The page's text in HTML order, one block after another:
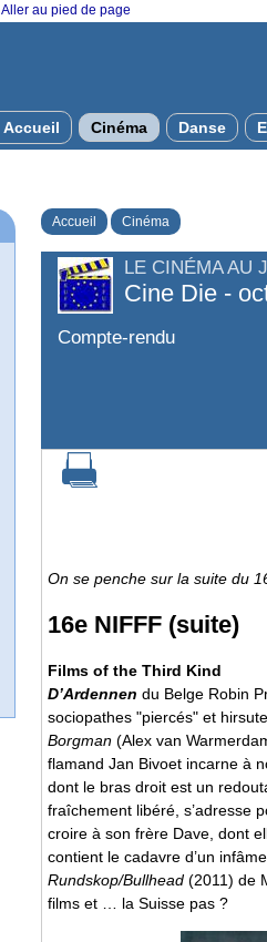
Aller au pied de page
Accueil Cinéma Danse
Accueil Cinéma
LE CINÉMA AU
Cine Die -
Compte-rendu
On se penche sur la suite du
16e NIFFF (suite)
Films of the Third Kind
D’Ardennen du Belge Robin
sociopathes "piercés" et
Borgman (Alex van
flamand Jan Bivoet incarne à
dont le bras droit est un
fraîchement libéré, s’adresse
croire à son frère Dave, dont
contient le cadavre d’un
Rundskop/Bullhead (2011) de
films et … la Suisse pas ?